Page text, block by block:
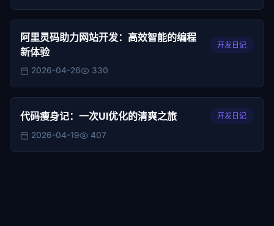
阿里灵码助力网站开发：高效智能的编程
新体验
开发日记
2026-04-26 330
代码瘦身记：一次UI优化的清爽之旅 开发日记
2026-04-19 407